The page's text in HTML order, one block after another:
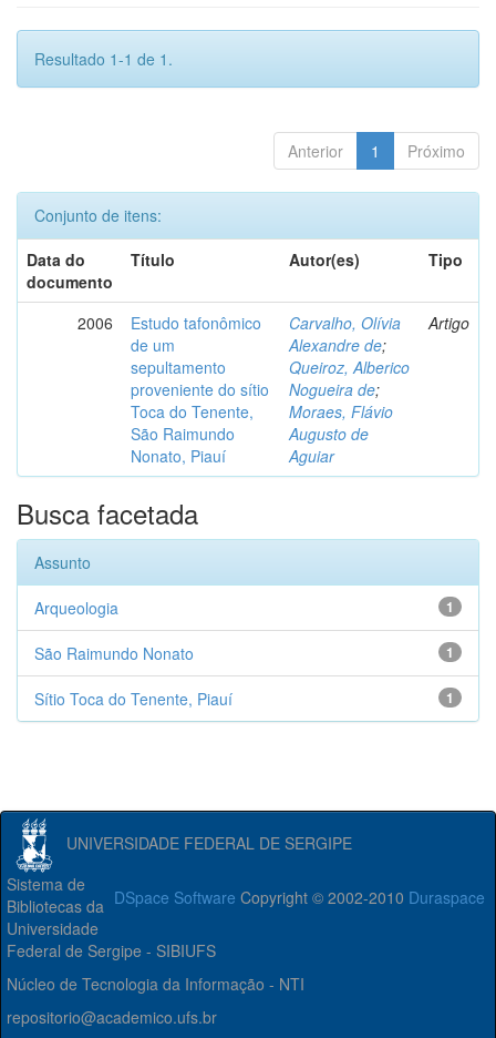
Resultado 1-1 de 1.
Anterior 1 Próximo
Conjunto de itens:
Data do
documento
Título Autor(es) Tipo
2006
Estudo tafonômico
de um
sepultamento
proveniente do sítio
Toca do Tenente,
São Raimundo
Nonato, Piauí
Carvalho, Olívia
Alexandre de;
Queiroz, Alberico
Nogueira de;
Moraes, Flávio
Augusto de
Aguiar
Artigo
Busca facetada
Assunto
1
Arqueologia
1
São Raimundo Nonato
1
Sítio Toca do Tenente, Piauí
UNIVERSIDADE FEDERAL DE SERGIPE
DSpace Software Copyright © 2002-2010 Duraspace
Sistema de
Bibliotecas da
Universidade
Federal de Sergipe - SIBIUFS
Núcleo de Tecnologia da Informação - NTI
repositorio@academico.ufs.br